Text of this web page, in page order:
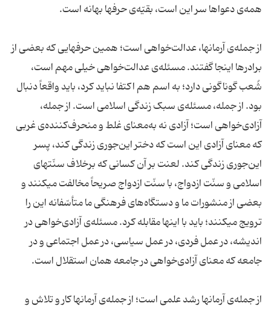
همه‌ی دعواها سر این است، بقیّه‌ی حرفها بهانه است.
از جمله‌ی آرمانها، عدالت‌خواهی است؛ همین حرفهایی که بعضی از
برادرها اینجا گفتند. مسئله‌ی عدالت‌خواهی خیلی مهم است،
شُعب گوناگونی دارد؛ به اسم هم اکتفا نباید کرد، باید واقعاً دنبال
بود. از جمله، مسئله‌ی سبک زندگی اسلامی است. از جمله،
آزادی‌خواهی است؛ آزادی نه به‌معنای غلط و منحرف‌کننده‌ی غربی
که معنای آزادی این است که دختر این‌جوری زندگی کند، پسر
این‌جوری زندگی کند. لعنت بر آن کسانی که برخلاف سنّتهای
اسلامی و سنّت ازدواج، با سنّت ازدواج صریحاً مخالفت میکنند و
بعضی از منشورات ما و دستگاه‌های فرهنگی ما متأسّفانه این را
ترویج میکنند؛ باید با اینها مقابله کرد. مسئله‌ی آزادی‌خواهی در
اندیشه، در عمل فردی، در عمل سیاسی، در عمل اجتماعی و در
جامعه که معنای آزادی‌خواهی در جامعه همان استقلال است.
از جمله‌ی آرمانها رشد علمی است؛ از جمله‌ی آرمانها کار و تلاش و